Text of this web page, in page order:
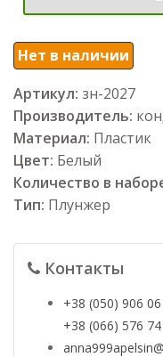
Нет в наличии
Артикул: зн-2027
Производитель:
Материал: Пластик
Цвет: Белый
Количество в
Тип: Плунжер
Контакты
+38 (050) 906
+38 (066) 576